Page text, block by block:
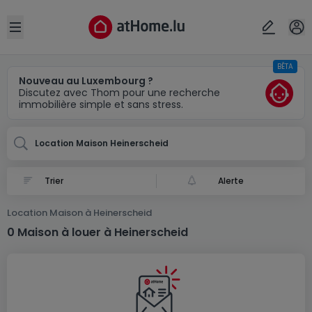
Open sidebar
Nouveau au Luxembourg ?
Discutez avec Thom pour une recherche
immobilière simple et sans stress.
BÊTA
Location Maison Heinerscheid
Alerte
Location Maison à Heinerscheid
0 Maison à louer à Heinerscheid
Localité(s)
Annuler OK